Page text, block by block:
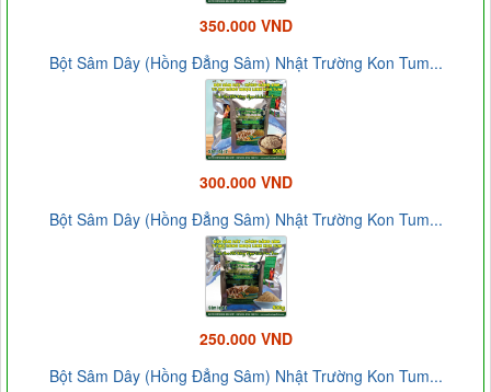
350.000 VND
Bột Sâm Dây (Hồng Đẳng Sâm) Nhật Trường Kon Tum...
300.000 VND
Bột Sâm Dây (Hồng Đẳng Sâm) Nhật Trường Kon Tum...
250.000 VND
Bột Sâm Dây (Hồng Đẳng Sâm) Nhật Trường Kon Tum...